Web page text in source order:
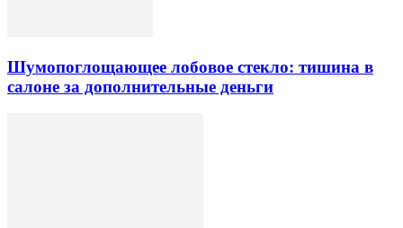
Шумопоглощающее лобовое стекло: тишина в
салоне за дополнительные деньги